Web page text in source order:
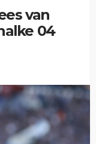
van
04